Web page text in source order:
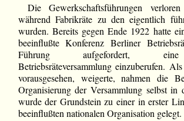
Die Gewerkschaftsführungen
während Fabrikräte zu den eigentlich
wurden. Bereits gegen Ende 1922 hatte
beeinflußte Konferenz Berliner
Führung aufgefordert,
Betriebsräteversammlung einzuberufen.
vorausgesehen, weigerte, nahmen die
Organisierung der Versammlung selbst in
wurde der Grundstein zu einer in erster
beeinflußten nationalen Organisation gelegt.